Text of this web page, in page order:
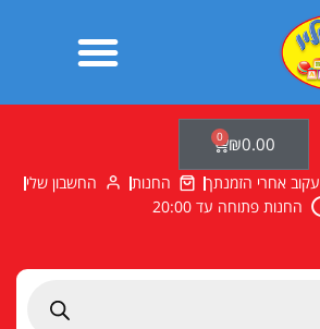
₪0.00
0
עגלת
קניות
עקוב אחרי הזמנתך החנות
החשבון שלי
החנות פתוחה עד 20:00